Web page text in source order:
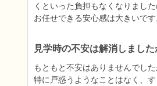
くといった負担もなくなりまし
お任せできる安心感は大きいです
見学時の不安は解消しました
もともと不安はありませんでし
特に戸惑うようなことはなく、